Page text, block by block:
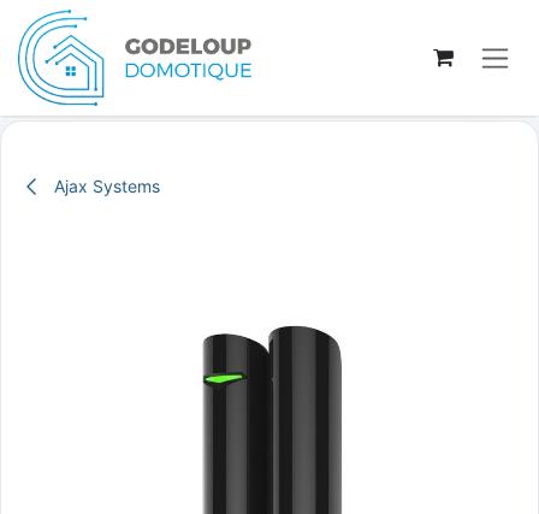
Se rendre au contenu
Ajax Systems